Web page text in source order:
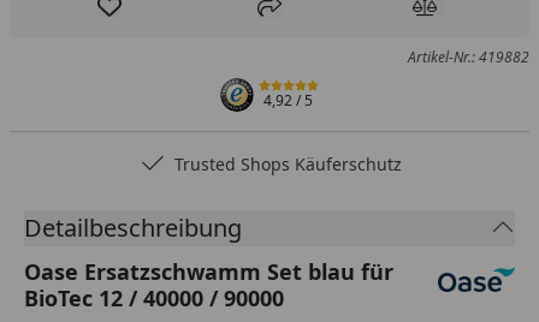
Produkt zur Wunschliste hinzufügen
Teilen Produkt
Artikel-Nr.: 419882
4,92/ 5
Trusted Shops Käuferschutz
Detailbeschreibung
Oase Ersatzschwamm Set blau für
BioTec 12 / 40000 / 90000